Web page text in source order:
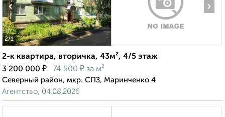
2/1
‹ ›
2-к квартира, вторичка, 43м², 4/5 этаж
3 200 000 ₽ 74 500 ₽ за м²
Северный район, мкр. СПЗ, Маринченко 4
Агентство, 04.08.2026